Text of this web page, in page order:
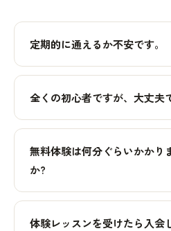
定期的に通えるか不安です。
全くの初心者ですが、大丈夫
無料体験は何分ぐらいかかり
か?
体験レッスンを受けたら入会